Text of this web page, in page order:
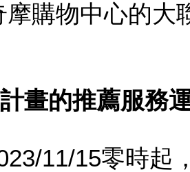
摩購物中心的大
計畫的推薦服務
11/15零時起